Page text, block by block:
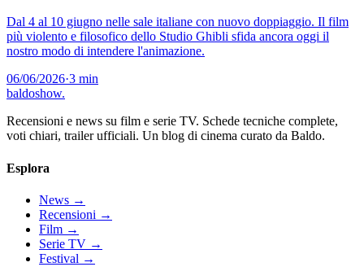
Dal 4 al 10 giugno nelle sale italiane con nuovo doppiaggio. Il film
più violento e filosofico dello Studio Ghibli sfida ancora oggi il
nostro modo di intendere l'animazione.
06/06/2026·3 min
baldoshow.
Recensioni e news su film e serie TV. Schede tecniche complete,
voti chiari, trailer ufficiali. Un blog di cinema curato da Baldo.
Esplora
News →
Recensioni →
Film →
Serie TV →
Festival →